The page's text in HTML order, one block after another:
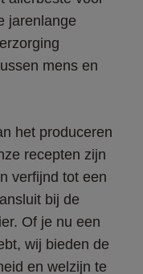
jarenlange
mens en
het produceren
recepten zijn
verfijnd tot een
bij de
Of je nu een
wij bieden de
en welzijn te